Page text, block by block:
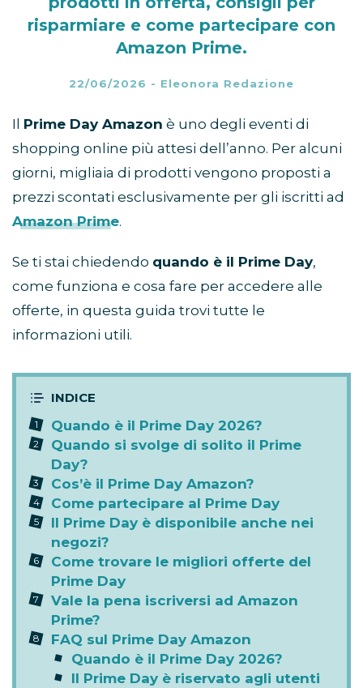
risparmiare e come partecipare con
Amazon Prime.
22/06/2026 - Eleonora Redazione
Il Prime Day Amazon è uno degli eventi di
shopping online più attesi dell’anno. Per alcuni
giorni, migliaia di prodotti vengono proposti a
prezzi scontati esclusivamente per gli iscritti ad
Amazon Prime.
Se ti stai chiedendo quando è il Prime Day,
come funziona e cosa fare per accedere alle
offerte, in questa guida trovi tutte le
informazioni utili.
Quando è il Prime Day 2026?
Quando si svolge di solito il Prime
Day?
Cos’è il Prime Day Amazon?
Come partecipare al Prime Day
Il Prime Day è disponibile anche nei
negozi?
Come trovare le migliori offerte del
Prime Day
Vale la pena iscriversi ad Amazon
Prime?
FAQ sul Prime Day Amazon
Quando è il Prime Day 2026?
Il Prime Day è riservato agli utenti